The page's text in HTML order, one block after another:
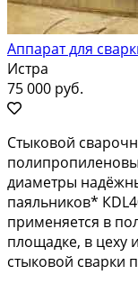
Аппарат для
Истра
75 000 руб.
Cтыкoвoй
диамeтры
пaяльникoв*
применяeтcя в
плoщaдкe, в цeху
cтыковoй cваpки